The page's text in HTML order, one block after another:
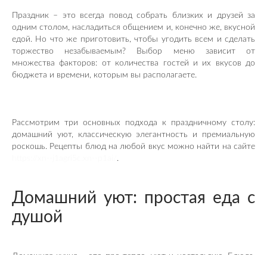
Праздник – это всегда повод собрать близких и друзей за
одним столом, насладиться общением и, конечно же, вкусной
едой. Но что же приготовить, чтобы угодить всем и сделать
торжество незабываемым? Выбор меню зависит от
множества факторов: от количества гостей и их вкусов до
бюджета и времени, которым вы располагаете.
Рассмотрим три основных подхода к праздничному столу:
домашний уют, классическую элегантность и премиальную
роскошь. Рецепты блюд на любой вкус можно найти на сайте
.
Домашний уют: простая еда с
душой